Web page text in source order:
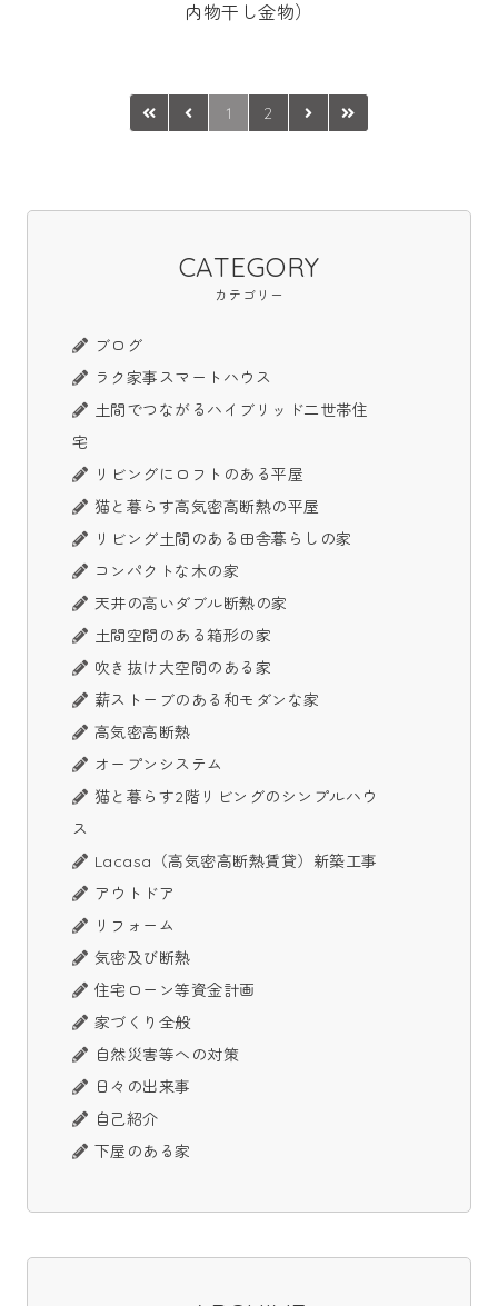
内物干し金物）
1 2
CATEGORY
カテゴリー
ブログ
ラク家事スマートハウス
土間でつながるハイブリッド二世帯住
宅
リビングにロフトのある平屋
猫と暮らす高気密高断熱の平屋
リビング土間のある田舎暮らしの家
コンパクトな木の家
天井の高いダブル断熱の家
土間空間のある箱形の家
吹き抜け大空間のある家
薪ストーブのある和モダンな家
高気密高断熱
オープンシステム
猫と暮らす2階リビングのシンプルハウ
ス
Lacasa（高気密高断熱賃貸）新築工事
アウトドア
リフォーム
気密及び断熱
住宅ローン等資金計画
家づくり全般
自然災害等への対策
日々の出来事
自己紹介
下屋のある家